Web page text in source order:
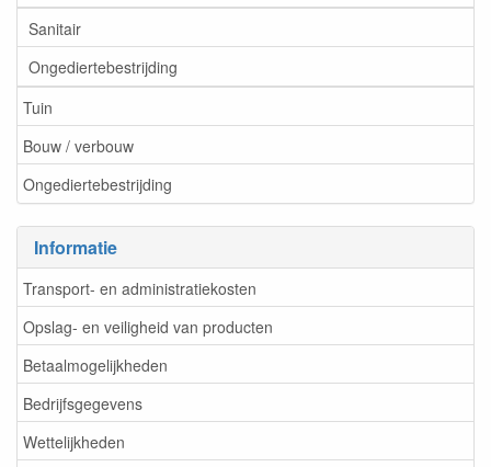
Sanitair
Ongediertebestrijding
Tuin
Bouw / verbouw
Ongediertebestrijding
Informatie
Transport- en administratiekosten
Opslag- en veiligheid van producten
Betaalmogelijkheden
Bedrijfsgegevens
Wettelijkheden